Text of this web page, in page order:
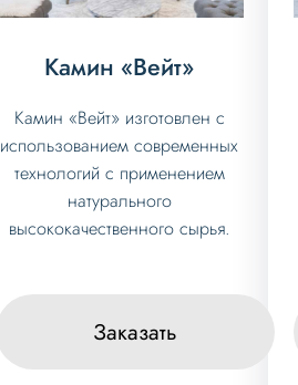
Камин «Вейт»
Камин «Вейт» изготовлен с
использованием современных
технологий с применением
натурального
высококачественного сырья.
Заказать